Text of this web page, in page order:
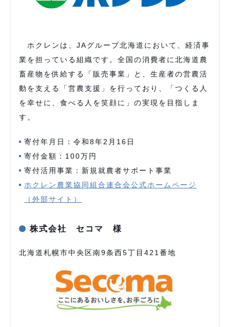
ホクレンは、JAグループ北海道において、経済事
業を担っている組織です。全国の消費者に北海道農
畜産物を供給する「販売事業」と、生産者の営農活
動を支える「営農支援」を行っており、「つくる人
を幸せに、食べる人を笑顔に」の実現を目指しま
す。
寄付年月日：令和8年2月16日
寄付金額：100万円
寄付活用事業：新規就農者サポート事業
ホクレン農業協同組合連合会公式ホームページ
（外部サイト）
株式会社 セコマ 様
北海道札幌市中央区南9条西5丁目421番地